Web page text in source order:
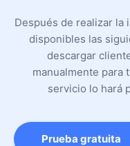
Después de realizar la
disponibles las
descargar
manualmente para
servicio lo hará
Prueba gratuita